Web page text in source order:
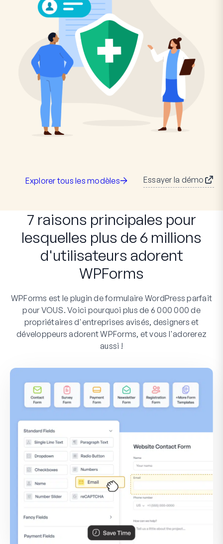
Explorer tous les modèles Essayer la démo
7 raisons principales pour
lesquelles plus de 6 millions
d'utilisateurs adorent
WPForms
WPForms est le plugin de formulaire WordPress parfait
pour VOUS. Voici pourquoi plus de 6 000 000 de
propriétaires d'entreprises avisés, designers et
développeurs adorent WPForms, et vous l'adorerez
aussi !